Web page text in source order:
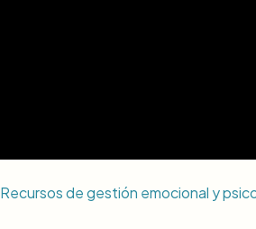
Recursos de gestión emocional y